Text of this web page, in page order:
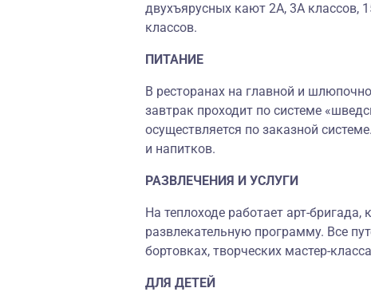
двухъярусных кают 2А, 3А классов,
классов.
ПИТАНИЕ
В ресторанах на главной и
завтрак проходит по системе
осуществляется по заказной
и напитков.
РАЗВЛЕЧЕНИЯ И УСЛУГИ
На теплоходе работает арт-
развлекательную программу. Все
бортовках, творческих мастер-
ДЛЯ ДЕТЕЙ